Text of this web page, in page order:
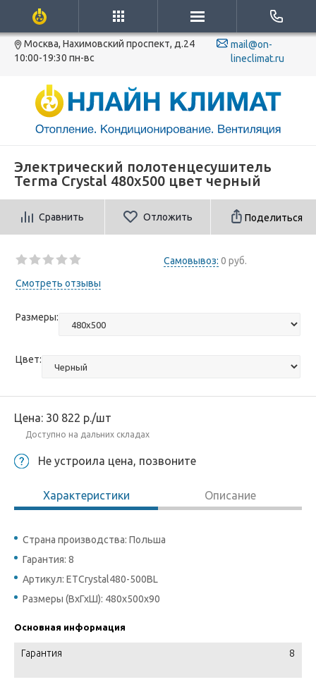
Москва, Нахимовский проспект, д.24
10:00-19:30 пн-вс
mail@on-
lineclimat.ru
Электрический полотенцесушитель
Terma Crystal 480x500 цвет черный
Сравнить Отложить Поделиться
Самовывоз: 0 руб.
Смотреть отзывы
Размеры:
Цвет:
Цена: 30 822 р./шт
Доступно на дальних складах
Не устроила цена, позвоните
Характеристики Описание
Страна производства: Польша
Гарантия: 8
Артикул: ETCrystal480-500BL
Размеры (ВхГхШ): 480х500х90
Основная информация
Гарантия 8